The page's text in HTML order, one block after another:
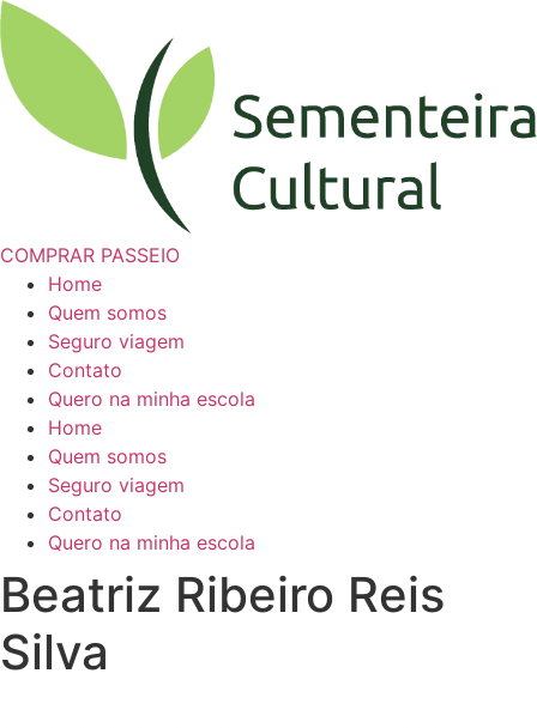
COMPRAR PASSEIO
Home
Quem somos
Seguro viagem
Contato
Quero na minha escola
Home
Quem somos
Seguro viagem
Contato
Quero na minha escola
Beatriz Ribeiro Reis
Silva